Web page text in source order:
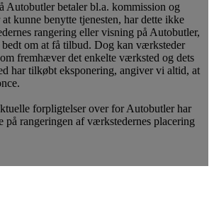
Autobutler betaler bl.a. kommission og
kunne benytte tjenesten, har dette ikke
rangering eller visning på Autobutler,
om at få tilbud. Dog kan værksteder
fremhæver det enkelte værksted og dets
har tilkøbt eksponering, angiver vi altid, at
forpligtelser over for Autobutler har
på rangeringen af værkstedernes placering